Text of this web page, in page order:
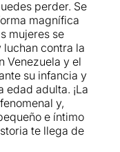
perder. Se
magnífica
mujeres se
luchan contra la
Venezuela y el
su infancia y
edad adulta. ¡La
y,
e íntimo
te llega de